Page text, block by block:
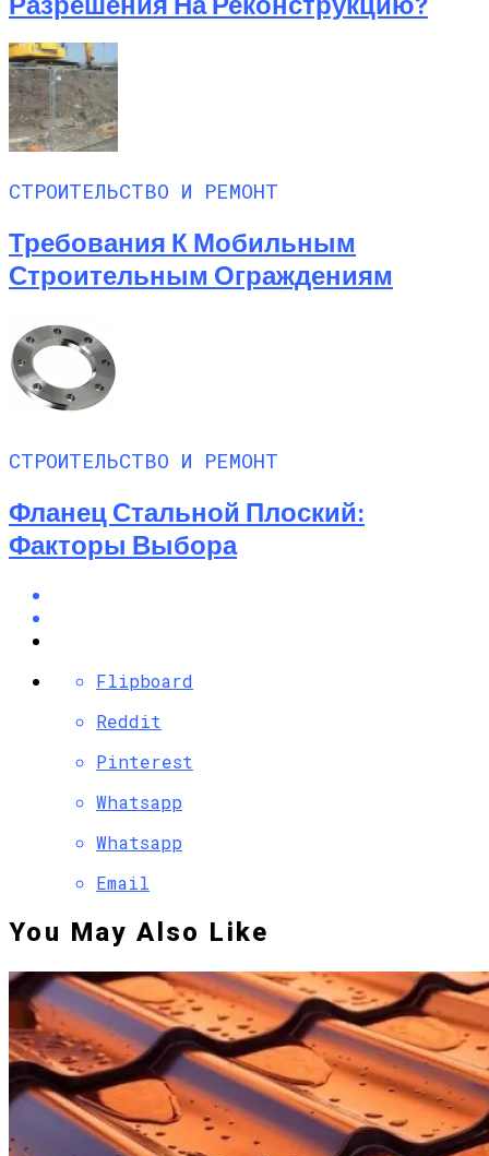
СТРОИТЕЛЬСТВО И РЕМОНТ
Требования К Мобильным
Строительным Ограждениям
СТРОИТЕЛЬСТВО И РЕМОНТ
Фланец Стальной Плоский:
Факторы Выбора
Flipboard
Reddit
Pinterest
Whatsapp
Whatsapp
Email
You May Also Like